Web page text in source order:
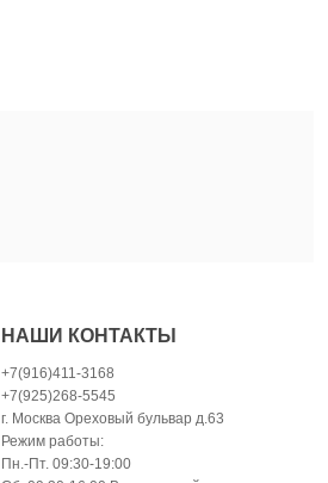
НАШИ КОНТАКТЫ
+7(916)411-3168
+7(925)268-5545
г. Москва Ореховый бульвар д.63
Режим работы:
Пн.-Пт. 09:30-19:00